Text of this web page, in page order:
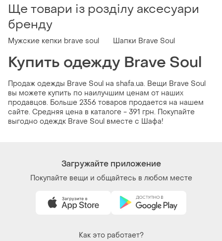
Ще товари із розділу аксесуари
бренду
Мужские кепки brave soul Шапки Brave Soul
Купить одежду Brave Soul
Продаж одежды Brave Soul на shafa.ua. Вещи Brave Soul
вы можете купить по наилучшим ценам от наших
продавцов. Больше 2356 товаров продается на нашем
сайте. Средняя цена в каталоге - 391 грн. Покупайте
выгодно одеждк Brave Soul вместе с Шафа!
Загружайте приложение
Покупайте вещи и общайтесь в любом месте
Как это работает?